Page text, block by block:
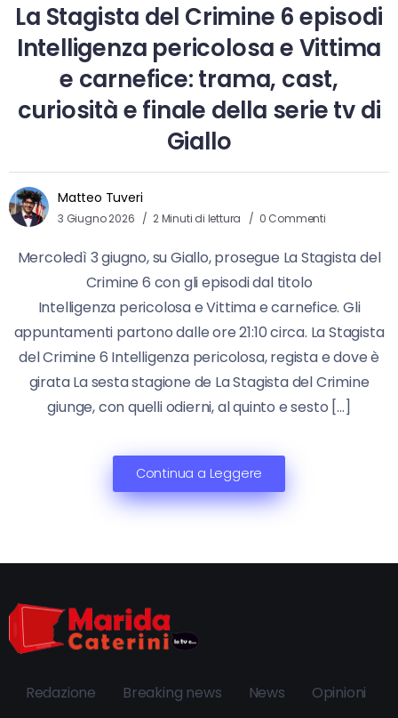
La Stagista del Crimine 6 episodi
Intelligenza pericolosa e Vittima
e carnefice: trama, cast,
curiosità e finale della serie tv di
Giallo
Matteo Tuveri
3 Giugno 2026 2 Minuti di lettura 0 Commenti
Mercoledì 3 giugno, su Giallo, prosegue La Stagista del
Crimine 6 con gli episodi dal titolo
Intelligenza pericolosa e Vittima e carnefice. Gli
appuntamenti partono dalle ore 21:10 circa. La Stagista
del Crimine 6 Intelligenza pericolosa, regista e dove è
girata La sesta stagione de La Stagista del Crimine
giunge, con quelli odierni, al quinto e sesto […]
Continua a Leggere
Redazione Breaking news News Opinioni